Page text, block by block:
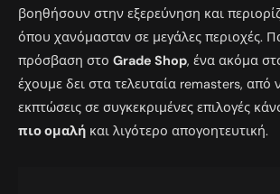
βοηθήσουν στην εξερεύνηση και
όπου χανόμασταν σε μεγάλες περιοχές.
πρόσβαση στο Grade Shop, ένα ακόμα
έχουμε δει στα τελευταία remasters, από
εκπτώσεις σε συγκεκριμένες επιλογές
πιο ομαλή και λιγότερο απογοητευτική.